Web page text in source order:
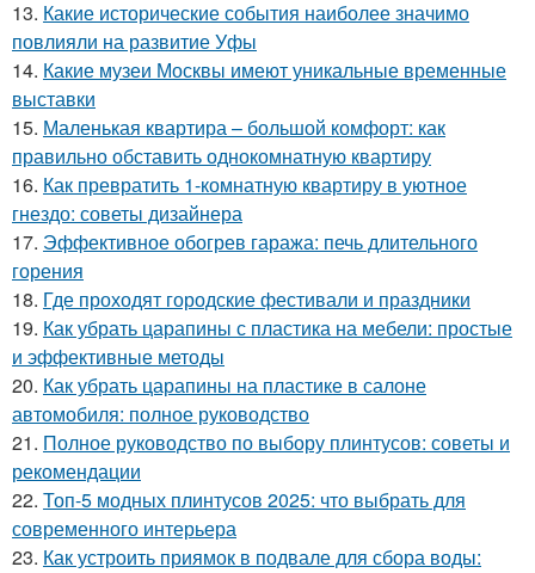
13. Какие исторические события наиболее значимо
повлияли на развитие Уфы
14. Какие музеи Москвы имеют уникальные временные
выставки
15. Маленькая квартира – большой комфорт: как
правильно обставить однокомнатную квартиру
16. Как превратить 1-комнатную квартиру в уютное
гнездо: советы дизайнера
17. Эффективное обогрев гаража: печь длительного
горения
18. Где проходят городские фестивали и праздники
19. Как убрать царапины с пластика на мебели: простые
и эффективные методы
20. Как убрать царапины на пластике в салоне
автомобиля: полное руководство
21. Полное руководство по выбору плинтусов: советы и
рекомендации
22. Топ-5 модных плинтусов 2025: что выбрать для
современного интерьера
23. Как устроить приямок в подвале для сбора воды: